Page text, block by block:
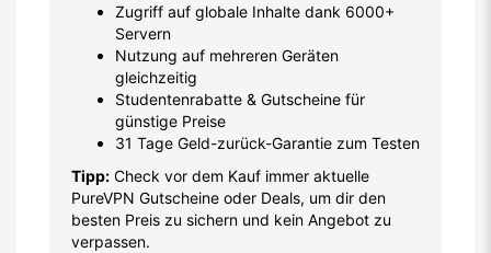
Zugriff auf globale Inhalte dank 6000+
Servern
Nutzung auf mehreren Geräten
gleichzeitig
Studentenrabatte & Gutscheine für
günstige Preise
31 Tage Geld-zurück-Garantie zum Testen
Tipp: Check vor dem Kauf immer aktuelle
PureVPN Gutscheine oder Deals, um dir den
besten Preis zu sichern und kein Angebot zu
verpassen.